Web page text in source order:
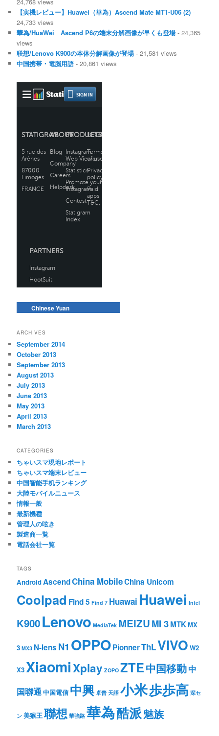
24,768 views
【実機レビュー】Huawei（華為）Ascend Mate MT1-U06 (2) -
24,733 views
華為/HuaWei Ascend P6の端末分解画像が早くも登場- 24,365
views
联想/Lenovo K900の本体分解画像が登場- 21,581 views
中国携帯・電脳用語- 20,861 views
Chinese Yuan
ARCHIVES
September 2014
October 2013
September 2013
August 2013
July 2013
June 2013
May 2013
April 2013
March 2013
CATEGORIES
ちゃいスマ現地レポート
ちゃいスマ端末レビュー
中国智能手机ランキング
大陸モバイルニュース
情報一般
最新機種
管理人の呟き
製造商一覧
電話会社一覧
TAGS
AndroidAscendChina MobileChina Unicom
Coolpad Find 5 Find 7 Huawai Huawei Intel
K900Lenovo MediaTek MEIZUMI 3MTKMX
3 MX3 N-lens N1 OPPOPionnerThLVIVO W2
X3XiaomiXplay ZOPO ZTE中国移動中
国聯通中国電信 中興 卓普 天語 小米歩歩高 深セ
ン 美猴王聯想 華強路 華為酷派魅族